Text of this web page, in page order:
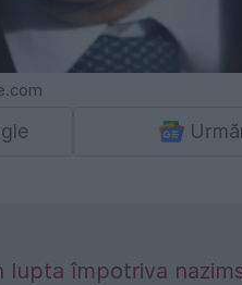
lupta împotriva